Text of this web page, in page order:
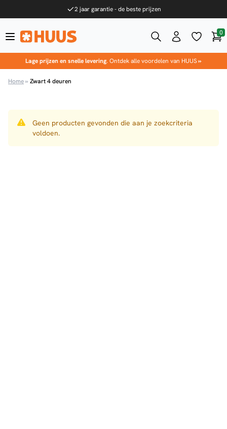
2 jaar garantie - de beste prijzen
0
Lage prijzen en snelle levering. Ontdek alle voordelen van HUUS»
Home» Zwart 4 deuren
Geen producten gevonden die aan je zoekcriteria
voldoen.